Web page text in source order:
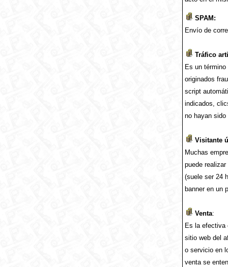
SPAM:
Envío de
Tráfico
Es un
originados
script
indicados,
no hayan
Visitante
Muchas
puede
(suele ser 24
banner en un
Venta:
Es la efectiva
sitio web del
o servicio en
venta se